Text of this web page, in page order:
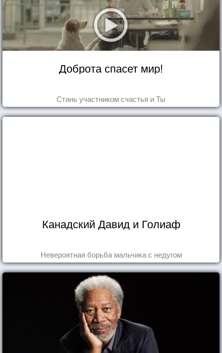
Доброта спасет мир!
Стань участником счастья и Ты
Канадский Давид и Голиаф
Невероятная борьба мальчика с недугом